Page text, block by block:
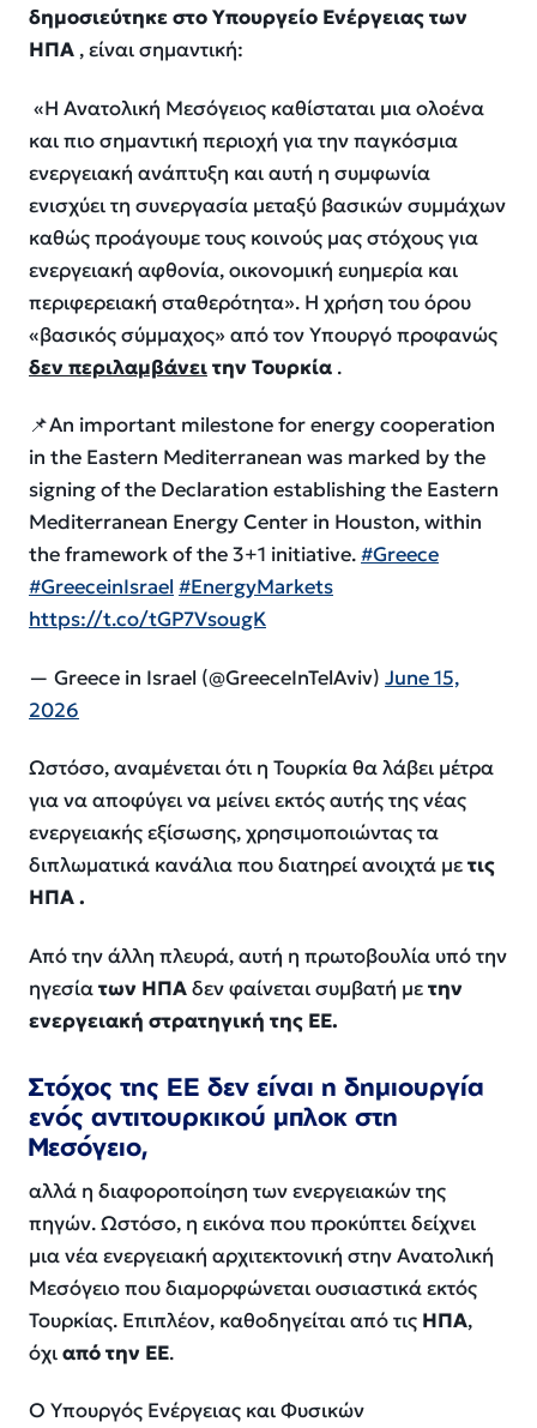
δημοσιεύτηκε στο Υπουργείο Ενέργειας των
ΗΠΑ , είναι σημαντική:
«Η Ανατολική Μεσόγειος καθίσταται μια ολοένα
και πιο σημαντική περιοχή για την παγκόσμια
ενεργειακή ανάπτυξη και αυτή η συμφωνία
ενισχύει τη συνεργασία μεταξύ βασικών συμμάχων
καθώς προάγουμε τους κοινούς μας στόχους για
ενεργειακή αφθονία, οικονομική ευημερία και
περιφερειακή σταθερότητα». Η χρήση του όρου
«βασικός σύμμαχος» από τον Υπουργό προφανώς
δεν περιλαμβάνειτην Τουρκία .
📌An important milestone for energy cooperation
in the Eastern Mediterranean was marked by the
signing of the Declaration establishing the Eastern
Mediterranean Energy Center in Houston, within
the framework of the 3+1 initiative.#Greece
#GreeceinIsrael #EnergyMarkets
https://t.co/tGP7VsougK
— Greece in Israel (@GreeceInTelAviv) June 15,
2026
Ωστόσο, αναμένεται ότι η Τουρκία θα λάβει μέτρα
για να αποφύγει να μείνει εκτός αυτής της νέας
ενεργειακής εξίσωσης, χρησιμοποιώντας τα
διπλωματικά κανάλια που διατηρεί ανοιχτά μετις
ΗΠΑ .
Από την άλλη πλευρά, αυτή η πρωτοβουλία υπό την
ηγεσίατων ΗΠΑδεν φαίνεται συμβατή μετην
ενεργειακή στρατηγική της ΕΕ.
Στόχος της ΕΕ δεν είναι η δημιουργία
ενός αντιτουρκικού μπλοκ στη
Μεσόγειο,
αλλά η διαφοροποίηση των ενεργειακών της
πηγών. Ωστόσο, η εικόνα που προκύπτει δείχνει
μια νέα ενεργειακή αρχιτεκτονική στην Ανατολική
Μεσόγειο που διαμορφώνεται ουσιαστικά εκτός
Τουρκίας. Επιπλέον, καθοδηγείται από τις ΗΠΑ,
όχιαπό την ΕΕ.
Ο Υπουργός Ενέργειας και Φυσικών